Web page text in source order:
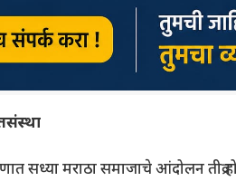
सध्या मराठा समाजाचे आंदोलन